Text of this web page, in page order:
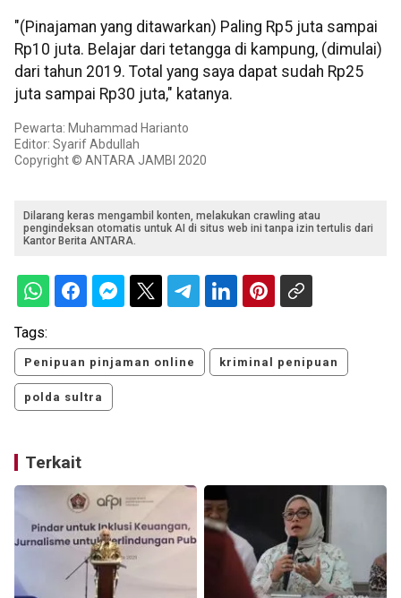
"(Pinajaman yang ditawarkan) Paling Rp5 juta sampai
Rp10 juta. Belajar dari tetangga di kampung, (dimulai)
dari tahun 2019. Total yang saya dapat sudah Rp25
juta sampai Rp30 juta," katanya.
Pewarta: Muhammad Harianto
Editor: Syarif Abdullah
Copyright © ANTARA JAMBI 2020
Dilarang keras mengambil konten, melakukan crawling atau
pengindeksan otomatis untuk AI di situs web ini tanpa izin tertulis dari
Kantor Berita ANTARA.
Tags:
Penipuan pinjaman online kriminal penipuan
polda sultra
Terkait